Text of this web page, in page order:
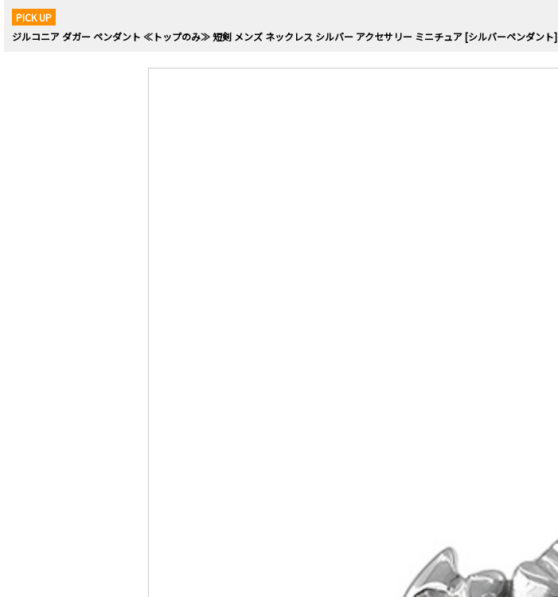
PICK UP
ジルコニア ダガー ペンダント ≪トップのみ≫ 短剣 メンズ ネックレス シルバー アクセサリー ミニチュア [シルバーペンダント]